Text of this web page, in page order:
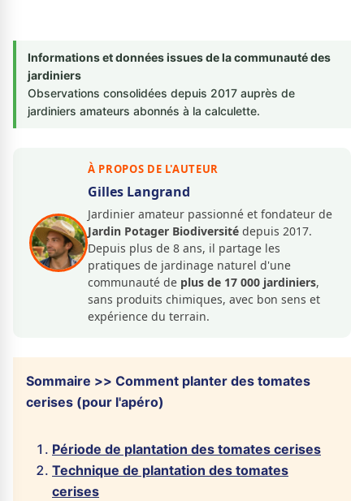
Informations et données issues de la communauté des
jardiniers
Observations consolidées depuis 2017 auprès de
jardiniers amateurs abonnés à la calculette.
À PROPOS DE L'AUTEUR
Gilles Langrand
Jardinier amateur passionné et fondateur de
Jardin Potager Biodiversité depuis 2017.
Depuis plus de 8 ans, il partage les
pratiques de jardinage naturel d'une
communauté de plus de 17 000 jardiniers,
sans produits chimiques, avec bon sens et
expérience du terrain.
Sommaire >> Comment planter des tomates
cerises (pour l'apéro)
Période de plantation des tomates cerises
Technique de plantation des tomates
cerises